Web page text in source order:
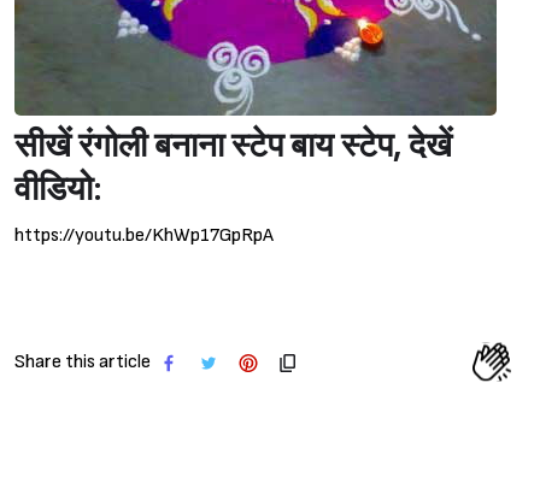
सीखें रंगोली बनाना स्टेप बाय स्टेप, देखें
वीडियो:
https://youtu.be/KhWp17GpRpA
Share this article